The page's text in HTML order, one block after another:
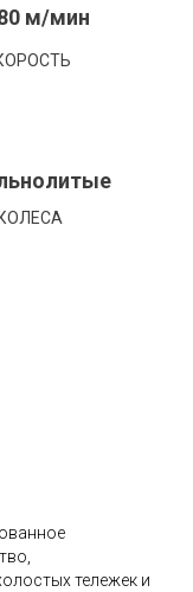
м/мин
КОЛЕСА
тележек и